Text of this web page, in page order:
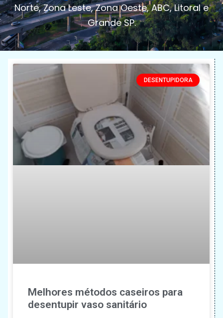
Norte, Zona Leste, Zona Oeste, ABC, Litoral e
Grande SP.
DESENTUPIDORA
Melhores métodos caseiros para
desentupir vaso sanitário